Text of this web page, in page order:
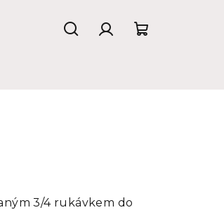
3/4 rukávkem do